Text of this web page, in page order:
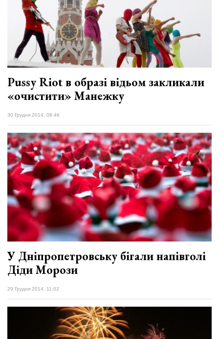
Pussy Riot в образі відьом закликали
«очистити» Манежку
30 Грудня 2014, 08:46
У Дніпропетровську бігали напівголі
Діди Морози
29 Грудня 2014, 11:02